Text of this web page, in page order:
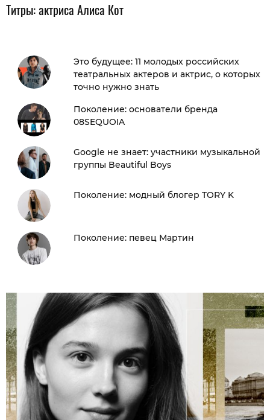
Титры: актриса Алиса Кот
Это будущее: 11 молодых российских
театральных актеров и актрис, о которых
точно нужно знать
Поколение: основатели бренда
08SEQUOIA
Google не знает: участники музыкальной
группы Beautiful Boys
Поколение: модный блогер TORY K
Поколение: певец Мартин